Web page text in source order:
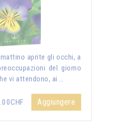
aprite gli occhi, a
del giorno
vi attendono, ai …
Aggiungere